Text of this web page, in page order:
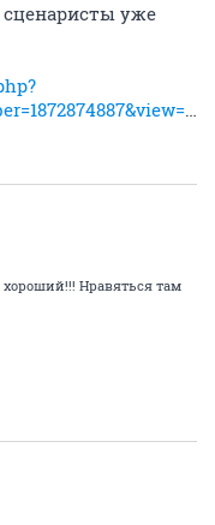
сценаристы уже
хороший!!! Нравяться там